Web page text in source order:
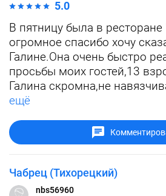
5.0
В пятницу была в ресторане
огромное спасибо хочу
Галине.Она очень быстро
просьбы моих гостей,13
Галина скромна,не
ещё
Чабрец (Тихорецкий)
nbs56960